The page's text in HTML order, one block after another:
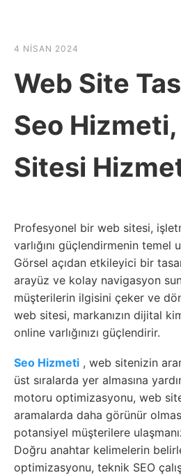
4 NISAN 2024
Web Site
Seo
Sitesi
Profesyonel bir web sitesi,
varlığını güçlendirmenin temel
Görsel açıdan etkileyici bir
arayüz ve kolay navigasyon
müşterilerin ilgisini çeker ve
web sitesi, markanızın dijital
online varlığınızı güçlendirir.
Seo Hizmeti , web sitenizin
üst sıralarda yer almasına
motoru optimizasyonu, web
aramalarda daha görünür
potansiyel müşterilere
Doğru anahtar kelimelerin
optimizasyonu, teknik SEO